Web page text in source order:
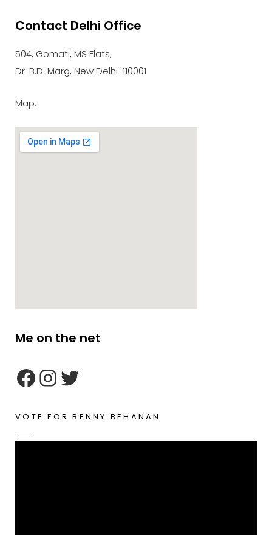
Contact Delhi Office
504, Gomati, MS Flats,
Dr. B.D. Marg, New Delhi-110001
Map:
google maps embed zoom
Me on the net
VOTE FOR BENNY BEHANAN